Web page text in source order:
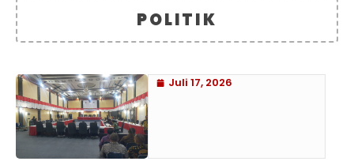
POLITIK
Juli 17, 2026